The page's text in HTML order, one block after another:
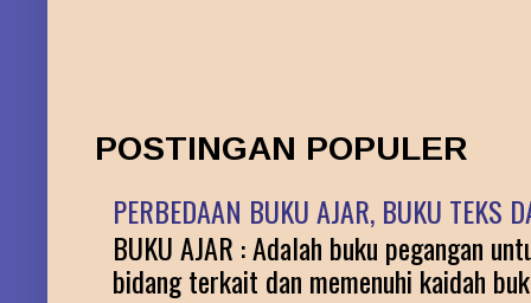
POSTINGAN POPULER
PERBEDAAN BUKU AJAR, BUKU TEKS
BUKU AJAR : Adalah buku pegangan
bidang terkait dan memenuhi kaidah